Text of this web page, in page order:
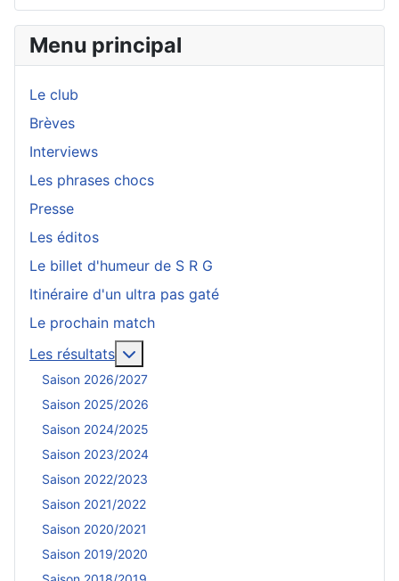
Menu principal
Le club
Brèves
Interviews
Les phrases chocs
Presse
Les éditos
Le billet d'humeur de S R G
Itinéraire d'un ultra pas gaté
Le prochain match
Les résultats
Saison 2026/2027
Saison 2025/2026
Saison 2024/2025
Saison 2023/2024
Saison 2022/2023
Saison 2021/2022
Saison 2020/2021
Saison 2019/2020